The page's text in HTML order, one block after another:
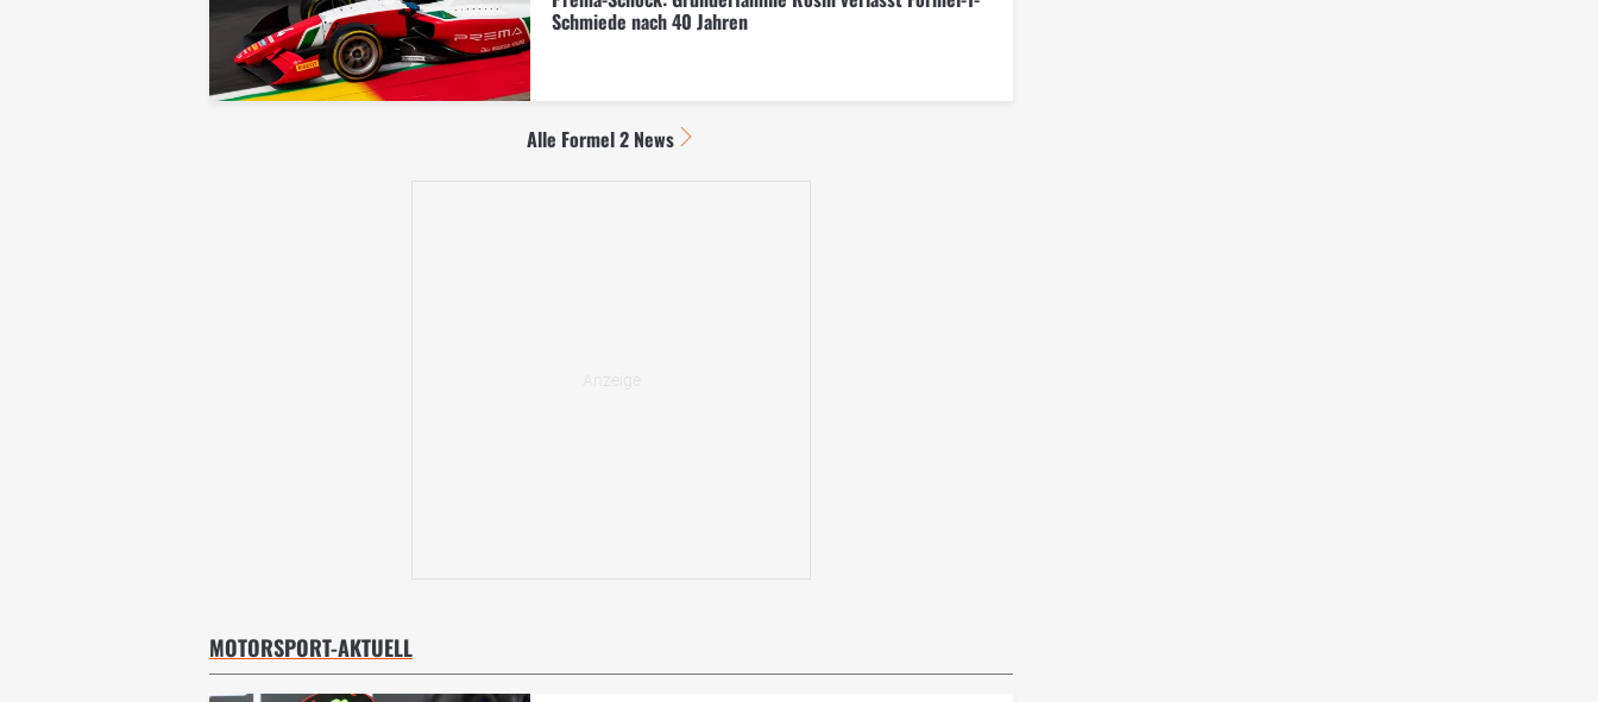
Schmiede nach 40 Jahren
Alle Formel 2 News
MOTORSPORT-AKTUELL